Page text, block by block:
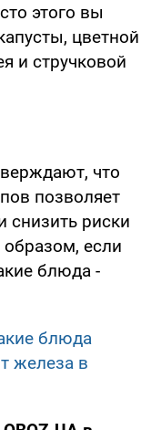
этого вы
цветной
и стручковой
что
позволяет
снизить риски
если
блюда -
блюда
железа в